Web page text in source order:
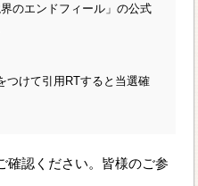
のエンドフィール」の公式
けて引用RTすると当選確
確認ください。皆様のご参